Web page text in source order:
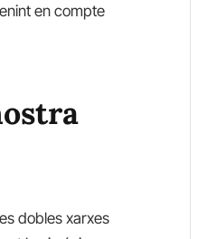
en compte
dobles xarxes